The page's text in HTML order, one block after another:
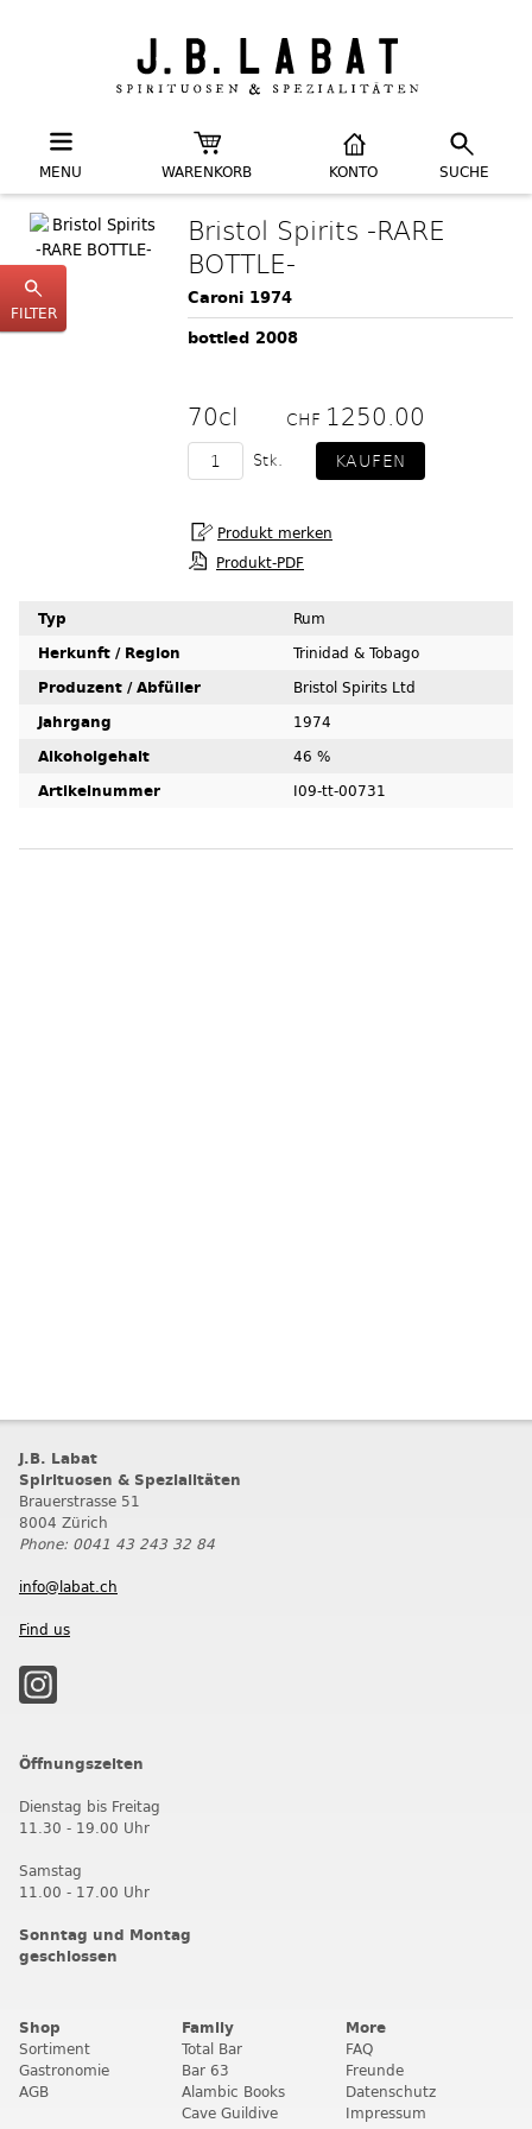
MENU WARENKORB KONTO SUCHE
FILTER
Bristol Spirits -RARE
BOTTLE-
Caroni 1974
bottled 2008
70cl CHF 1250.00
Stk.
Produkt-PDF
Typ
Rum
Herkunft / Region
Trinidad & Tobago
Produzent / Abfüller
Bristol Spirits Ltd
Jahrgang
1974
Alkoholgehalt
46 %
Artikelnummer
I09-tt-00731
J.B. Labat
Spirituosen & Spezialitäten
Brauerstrasse 51
8004 Zürich
Phone: 0041 43 243 32 84
info@labat.ch
Find us
Öffnungszeiten
Dienstag bis Freitag
11.30 - 19.00 Uhr
Samstag
11.00 - 17.00 Uhr
Sonntag und Montag
geschlossen
Shop
Sortiment
Gastronomie
AGB
Family
Total Bar
Bar 63
Alambic Books
Cave Guildive
More
FAQ
Freunde
Datenschutz
Impressum